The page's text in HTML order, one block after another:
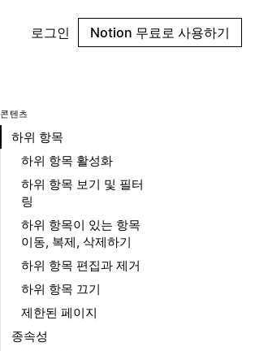
로그인 Notion 무료로 사용하기
콘텐츠
하위 항목
하위 항목 활성화
하위 항목 보기 및 필터
링
하위 항목이 있는 항목
이동, 복제, 삭제하기
하위 항목 편집과 제거
하위 항목 끄기
제한된 페이지
종속성